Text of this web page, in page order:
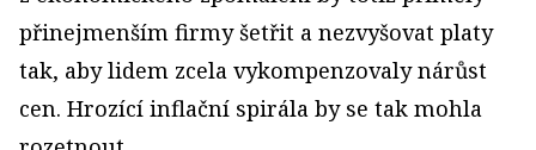
přinejmenším firmy šetřit a nezvyšovat platy
tak, aby lidem zcela vykompenzovaly nárůst
cen. Hrozící inflační spirála by se tak mohla